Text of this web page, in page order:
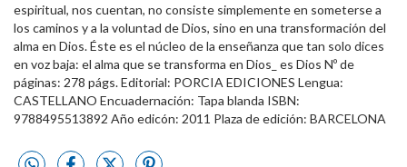
espiritual, nos cuentan, no consiste simplemente en someterse a
los caminos y a la voluntad de Dios, sino en una transformación del
alma en Dios. Éste es el núcleo de la enseñanza que tan solo dices
en voz baja: el alma que se transforma en Dios_ es Dios Nº de
páginas: 278 págs. Editorial: PORCIA EDICIONES Lengua:
CASTELLANO Encuadernación: Tapa blanda ISBN:
9788495513892 Año edicón: 2011 Plaza de edición: BARCELONA